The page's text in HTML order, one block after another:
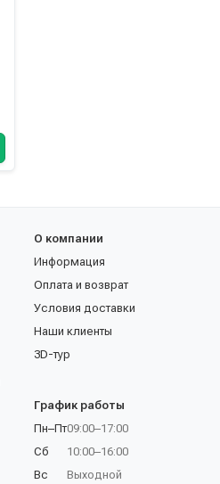
О компании
Информация
Оплата и возврат
Условия доставки
Наши клиенты
3D-тур
График работы
Пн–Пт
Сб
Вс
09:00–17:00
10:00–16:00
Выходной